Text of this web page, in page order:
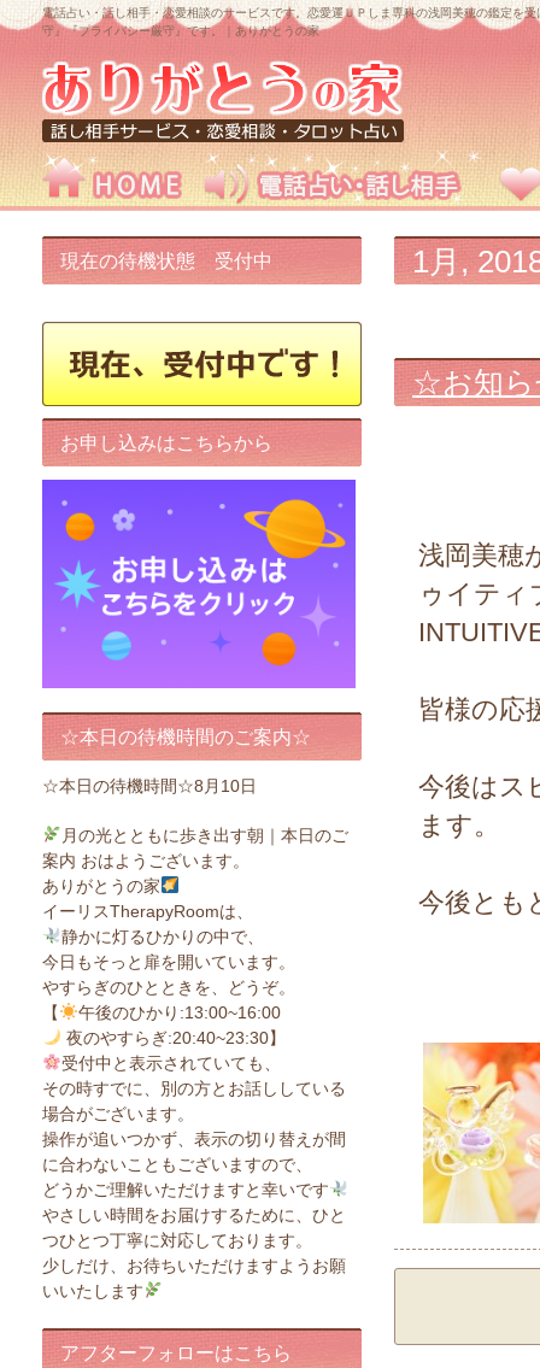
電話占い・話し相手・恋愛相談のサービスです。恋愛運ＵＰしま専科の浅岡美穂の鑑定
守』『プライバシー厳守』です。｜ありがとうの家
1月,
☆お知
浅岡美穂
ゥイティ
皆様の応
今後はス
ます。
今後とも
現在の待機状態 受付中
お申し込みはこちらから
☆本日の待機時間のご案内☆
☆本日の待機時間☆8月10日
月の光とともに歩き出す朝｜本日のご
案内 おはようございます。
ありがとうの家
イーリスTherapyRoomは、
静かに灯るひかりの中で、
今日もそっと扉を開いています。
やすらぎのひとときを、どうぞ。
【
午後のひかり:13:00~16:00
夜のやすらぎ:20:40~23:30】
受付中と表示されていても、
その時すでに、別の方とお話ししている
場合がございます。
操作が追いつかず、表示の切り替えが間
に合わないこともございますので、
どうかご理解いただけますと幸いです
やさしい時間をお届けするために、ひと
つひとつ丁寧に対応しております。
少しだけ、お待ちいただけますようお願
いいたします
アフターフォローはこちら